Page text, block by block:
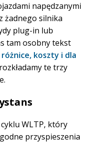
napędzanymi
żadnego silnika
plug-in lub
tam osobny tekst
różnice, koszty i dla
te trzy
WLTP, który
przyspieszenia